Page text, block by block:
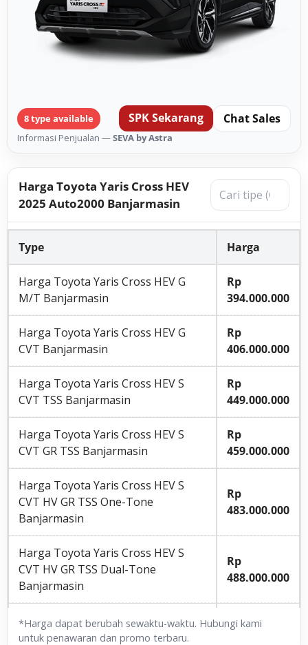
8 type available SPK Sekarang Chat Sales
Informasi Penjualan —SEVA by Astra
Harga Toyota Yaris Cross HEV
2025 Auto2000 Banjarmasin
Type Harga
Harga Toyota Yaris Cross HEV G
M/T Banjarmasin
Rp
394.000.000
Harga Toyota Yaris Cross HEV G
CVT Banjarmasin
Rp
406.000.000
Harga Toyota Yaris Cross HEV S
CVT TSS Banjarmasin
Rp
449.000.000
Harga Toyota Yaris Cross HEV S
CVT GR TSS Banjarmasin
Rp
459.000.000
Harga Toyota Yaris Cross HEV S
CVT HV GR TSS One-Tone
Banjarmasin
Rp
483.000.000
Harga Toyota Yaris Cross HEV S
CVT HV GR TSS Dual-Tone
Banjarmasin
Rp
488.000.000
Harga Toyota Yaris Cross HEV S
CVT HV TSS One Tone Banjarmasin
Rp
*Harga dapat berubah sewaktu-waktu. Hubungi kami
untuk penawaran dan promo terbaru.